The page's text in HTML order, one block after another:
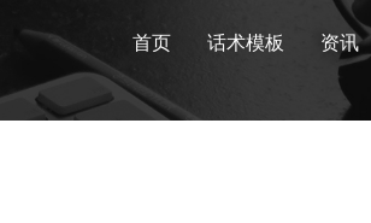
首页 话术模板 资讯